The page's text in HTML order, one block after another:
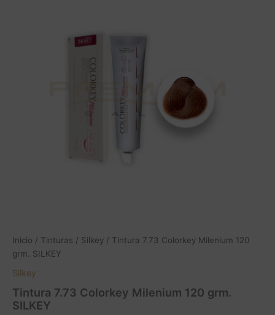
Inicio / Tinturas / Silkey / Tintura 7.73 Colorkey Milenium 120
grm. SILKEY
Silkey
Tintura 7.73 Colorkey Milenium 120 grm.
SILKEY